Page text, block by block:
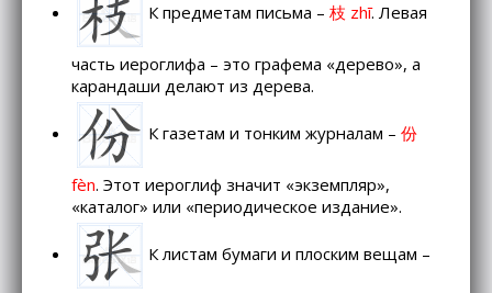
К предметам письма –枝 zhī. Левая
часть иероглифа – это графема «дерево», а
карандаши делают из дерева.
К газетам и тонким журналам – 份
fèn. Этот иероглиф значит «экземпляр»,
«каталог» или «периодическое издание».
К листам бумаги и плоским вещам –